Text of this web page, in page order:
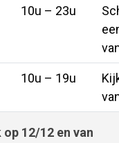
10u – 23u
10u – 19u
12/12 en van